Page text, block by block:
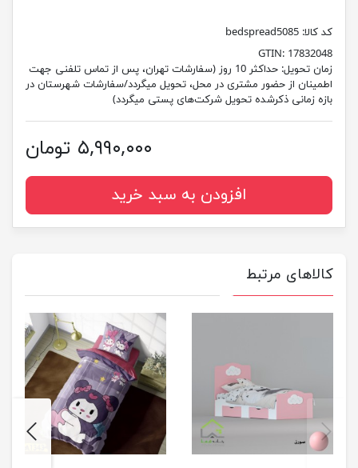
کد کالا: bedspread5085
GTIN: 17832048
زمان تحویل:
حداکثر 10 روز (سفارشات تهران، پس از تماس تلفنی جهت
اطمینان از حضور مشتری در محل، تحویل میگردد/سفارشات شهرستان در
بازه زمانی ذکرشده تحویل شرکت‌های پستی میگردد)
۵,۹۹۰,۰۰۰ تومان
افزودن به سبد خرید
کالاهای مرتبط
previus